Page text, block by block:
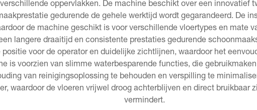
oppervlakken. De machine beschikt over een innovatief
gedurende de gehele werktijd wordt gegarandeerd. De
de machine geschikt is voor verschillende vloertypes en mate
langere draaitijd en consistente prestaties gedurende
voor de operator en duidelijke zichtlijnen, waardoor het
is voorzien van slimme waterbesparende functies, die
van reinigingsoplossing te behouden en verspilling te
waardoor de vloeren vrijwel droog achterblijven en direct bruikbaar
vermindert.